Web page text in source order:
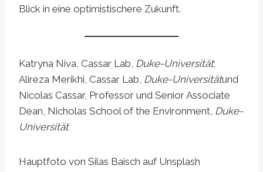
Blick in eine optimistischere Zukunft.
Katryna Niva, Cassar Lab, Duke-Universität;
Alireza Merikhi, Cassar Lab, Duke-Universitätund
Nicolas Cassar, Professor und Senior Associate
Dean, Nicholas School of the Environment, Duke-
Universität
Hauptfoto von Silas Baisch auf Unsplash